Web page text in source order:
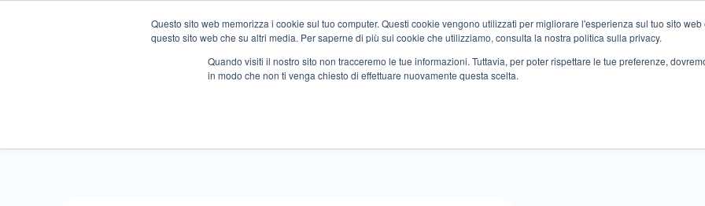
Questo sito web memorizza i cookie sul tuo computer. Questi cookie vengono utilizzati per migliorare l'esperienza sul tuo sito
questo sito web che su altri media. Per saperne di più sui cookie che utilizziamo, consulta la nostra politica sulla privacy.
Quando visiti il ​​nostro sito non tracceremo le tue informazioni. Tuttavia, per poter rispettare le tue preferenze,
in modo che non ti venga chiesto di effettuare nuovamente questa scelta.